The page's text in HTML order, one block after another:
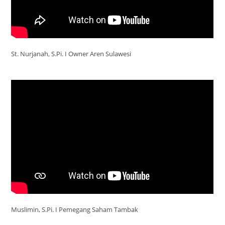
St. Nurjanah, S.Pi. I Owner Aren Sulawesi
Muslimin, S.Pi. I Pemegang Saham Tambak